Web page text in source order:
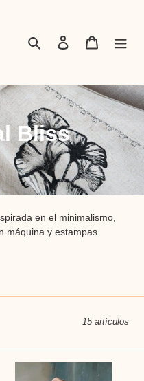
Buscar Ingresar Carrito
Bliss
en el minimalismo,
máquina y estampas
15 artículos